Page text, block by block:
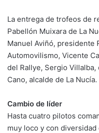
La entrega de trofeos de
Pabellón Muixara de La
Manuel Aviñó, presidente
Automovilismo, Vicente
del Rallye, Sergio
Cano, alcalde de La Nucía.
Cambio de líder
Hasta cuatro pilotos
muy loco y con